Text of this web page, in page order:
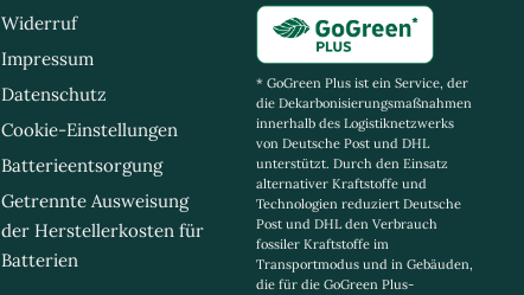
Widerruf
Impressum
Datenschutz
Cookie-Einstellungen
Batterieentsorgung
Getrennte Ausweisung
der Herstellerkosten für
Batterien
* GoGreen Plus ist ein Service, der
die Dekarbonisierungsmaßnahmen
innerhalb des Logistiknetzwerks
von Deutsche Post und DHL
unterstützt. Durch den Einsatz
alternativer Kraftstoffe und
Technologien reduziert Deutsche
Post und DHL den Verbrauch
fossiler Kraftstoffe im
Transportmodus und in Gebäuden,
die für die GoGreen Plus-